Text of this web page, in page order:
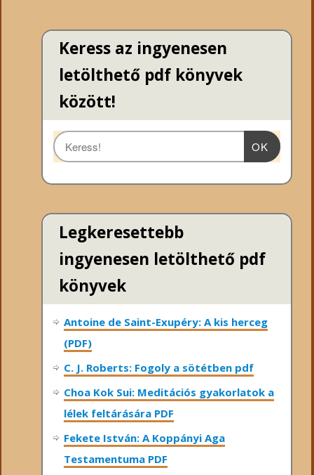
Keress az ingyenesen
letölthető pdf könyvek
között!
OK
Legkeresettebb
ingyenesen letölthető pdf
könyvek
Antoine de Saint-Exupéry: A kis herceg
(PDF)
C. J. Roberts: Fogoly a sötétben pdf
Choa Kok Sui: Meditációs gyakorlatok a
lélek feltárására PDF
Fekete István: A Koppányi Aga
Testamentuma PDF